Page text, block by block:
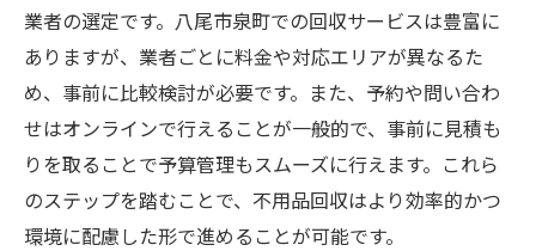
エコロジカルなライフスタイルの始め方
八尾市泉町で利用可能なエコフレンドリーな不
用品回収方法
地域のリサイクルセンターの利用法
自治体が提供する環境に配慮したサービス
リサイクルショップの有効活用法
業者の選定です。八尾市泉町での回収サービスは豊富に
ありますが、業者ごとに料金や対応エリアが異なるた
め、事前に比較検討が必要です。また、予約や問い合わ
せはオンラインで行えることが一般的で、事前に見積も
りを取ることで予算管理もスムーズに行えます。これら
のステップを踏むことで、不用品回収はより効率的かつ
環境に配慮した形で進めることが可能です。